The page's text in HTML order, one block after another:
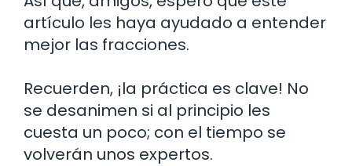
artículo les haya ayudado a entender
mejor las fracciones.
Recuerden, ¡la práctica es clave! No
se desanimen si al principio les
cuesta un poco; con el tiempo se
volverán unos expertos.